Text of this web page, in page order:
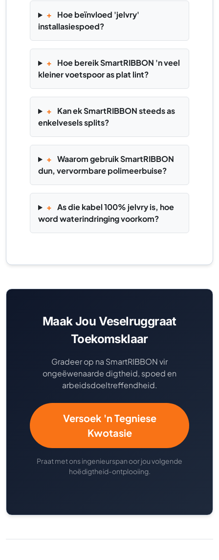
+
Hoe beïnvloed 'jelvry'
installasiespoed?
+
Hoe bereik SmartRIBBON 'n veel
kleiner voetspoor as plat lint?
+
Kan ek SmartRIBBON steeds as
enkelvesels splits?
+ Waarom gebruik SmartRIBBON
dun, vervormbare polimeerbuise?
+ As die kabel 100% jelvry is, hoe
word waterindringing voorkom?
Maak Jou Veselruggraat
Toekomsklaar
Gradeer op na SmartRIBBON vir
ongeëwenaarde digtheid, spoed en
arbeidsdoeltreffendheid.
Versoek 'n Tegniese
Kwotasie
Praat met ons ingenieurspan oor jou volgende
hoëdigtheid-ontplooiing.